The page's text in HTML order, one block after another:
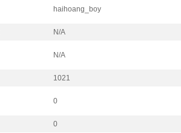
haihoang_boy
N/A
N/A
1021
0
0